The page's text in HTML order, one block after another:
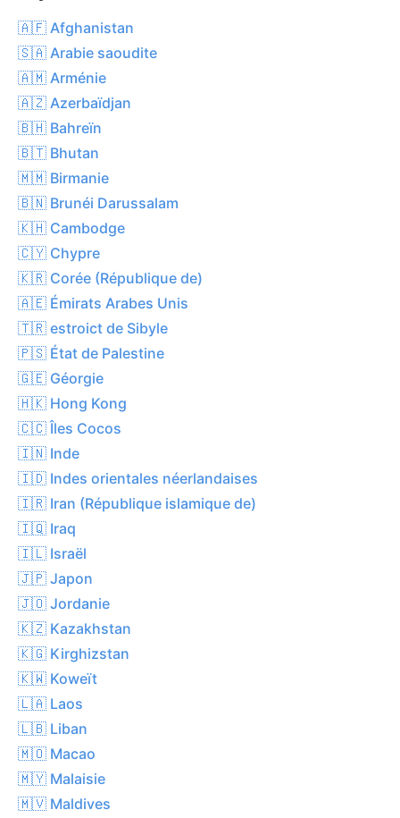
🇦🇫 Afghanistan
🇸🇦 Arabie saoudite
🇦🇲 Arménie
🇦🇿 Azerbaïdjan
🇧🇭 Bahreïn
🇧🇹 Bhutan
🇲🇲 Birmanie
🇧🇳 Brunéi Darussalam
🇰🇭 Cambodge
🇨🇾 Chypre
🇰🇷 Corée (République de)
🇦🇪 Émirats Arabes Unis
🇹🇷 estroict de Sibyle
🇵🇸 État de Palestine
🇬🇪 Géorgie
🇭🇰 Hong Kong
🇨🇨 Îles Cocos
🇮🇳 Inde
🇮🇩 Indes orientales néerlandaises
🇮🇷 Iran (République islamique de)
🇮🇶 Iraq
🇮🇱 Israël
🇯🇵 Japon
🇯🇴 Jordanie
🇰🇿 Kazakhstan
🇰🇬 Kirghizstan
🇰🇼 Koweït
🇱🇦 Laos
🇱🇧 Liban
🇲🇴 Macao
🇲🇾 Malaisie
🇲🇻 Maldives